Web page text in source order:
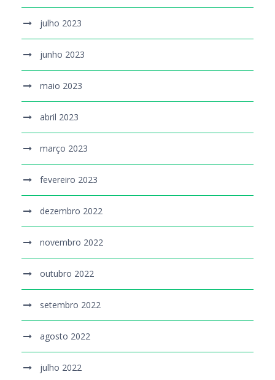
julho 2023
junho 2023
maio 2023
abril 2023
março 2023
fevereiro 2023
dezembro 2022
novembro 2022
outubro 2022
setembro 2022
agosto 2022
julho 2022